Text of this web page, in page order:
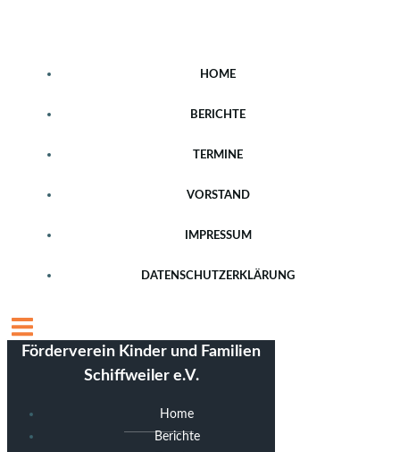
HOME
BERICHTE
TERMINE
VORSTAND
IMPRESSUM
DATENSCHUTZERKLÄRUNG
Förderverein Kinder und Familien
Schiffweiler e.V.
Home
Berichte